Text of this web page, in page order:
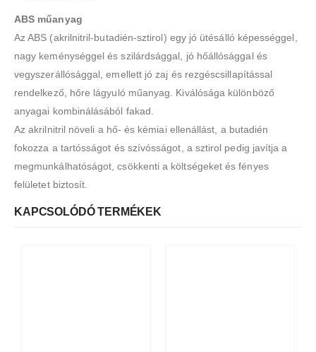
ABS műanyag
Az ABS (akrilnitril-butadién-sztirol) egy jó ütésálló képességgel,
nagy keménységgel és szilárdsággal, jó hőállósággal és
vegyszerállósággal, emellett jó zaj és rezgéscsillapítással
rendelkező, hőre lágyuló műanyag. Kiválósága különböző
anyagai kombinálásából fakad.
Az akrilnitril növeli a hő- és kémiai ellenállást, a butadién
fokozza a tartósságot és szívósságot, a sztirol pedig javítja a
megmunkálhatóságot, csökkenti a költségeket és fényes
felületet biztosít.
KAPCSOLÓDÓ TERMÉKEK